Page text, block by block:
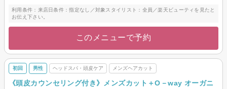
利用条件：来店日条件：指定なし／対象スタイリスト：全員／楽天ビューティを見たと
お伝え下さい。
このメニューで予約
初回 男性 ヘッドスパ・頭皮ケア メンズヘアカット
《頭皮カウンセリング付き》メンズカット＋O－way オーガニ